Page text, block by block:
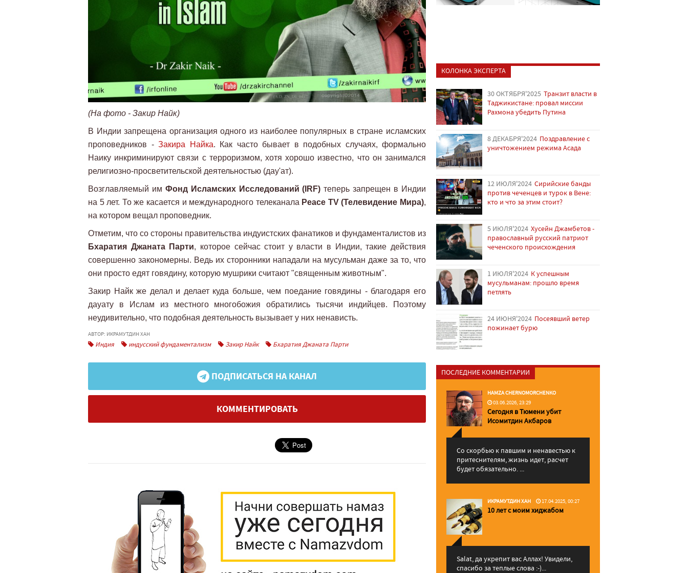
(На фото - Закир Найк)
В Индии запрещена организация одного из наиболее популярных в стране исламских
проповедников - Закира Найка. Как часто бывает в подобных случаях, формально
Наику инкриминируют связи с терроризмом, хотя хорошо известно, что он занимался
религиозно-просветительской деятельностью (дау'ат).
Возглавляемый им Фонд Исламских Исследований (IRF) теперь запрещен в Индии
на 5 лет. То же касается и международного телеканала Peace TV (Телевидение Мира),
на котором вещал проповедник.
Отметим, что со стороны правительства индуистских фанатиков и фундаменталистов из
Бхаратия Джаната Парти, которое сейчас стоит у власти в Индии, такие действия
совершенно закономерны. Ведь их сторонники нападали на мусульман даже за то, что
они просто едят говядину, которую мушрики считают "священным животным".
Закир Найк же делал и делает куда больше, чем поедание говядины - благодаря его
дауату в Ислам из местного многобожия обратились тысячи индийцев. Поэтому
неудивительно, что подобная деятельность вызывает у них ненависть.
АВТОР: ИКРАМУТДИН ХАН
Индия индусский фундаментализм Закир Найк Бхаратия Джаната Парти
ПОДПИСАТЬСЯ НА КАНАЛ
КОММЕНТИРОВАТЬ
КОЛОНКА ЭКСПЕРТА
30 ОКТЯБРЯ'2025 Транзит власти в
Таджикистане: провал миссии
Рахмона убедить Путина
8 ДЕКАБРЯ'2024 Поздравление с
уничтожением режима Асада
12 ИЮЛЯ'2024 Сирийские банды
против чеченцев и турок в Вене:
кто и что за этим стоит?
5 ИЮЛЯ'2024 Хусейн Джамбетов -
православный русский патриот
чеченского происхождения
1 ИЮЛЯ'2024 К успешным
мусульманам: прошло время
петлять
24 ИЮНЯ'2024 Посеявший ветер
пожинает бурю
ПОСЛЕДНИЕ КОММЕНТАРИИ
HAMZA CHERNOMORCHENKO
03.06.2026, 23:29
Сегодня в Тюмени убит
Исомитдин Акбаров
Со скорбью к павшим и ненавестью к
притеснителям, жизнь идет, расчет
будет обязательно. ...
ИКРАМУТДИН ХАН 17.04.2025, 00:27
10 лет с моим хиджабом
Salat, да укрепит вас Аллаx! Увидели,
спасибо за теплые слова :-)...